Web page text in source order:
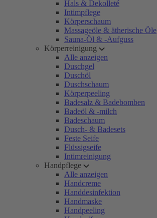
Hals & Dekolleté
Intimpflege
Körperschaum
Massageöle & ätherische Öle
Sauna-Öl & -Aufguss
Körperreinigung
Alle anzeigen
Duschgel
Duschöl
Duschschaum
Körperpeeling
Badesalz & Badebomben
Badeöl & -milch
Badeschaum
Dusch- & Badesets
Feste Seife
Flüssigseife
Intimreinigung
Handpflege
Alle anzeigen
Handcreme
Handdesinfektion
Handmaske
Handpeeling